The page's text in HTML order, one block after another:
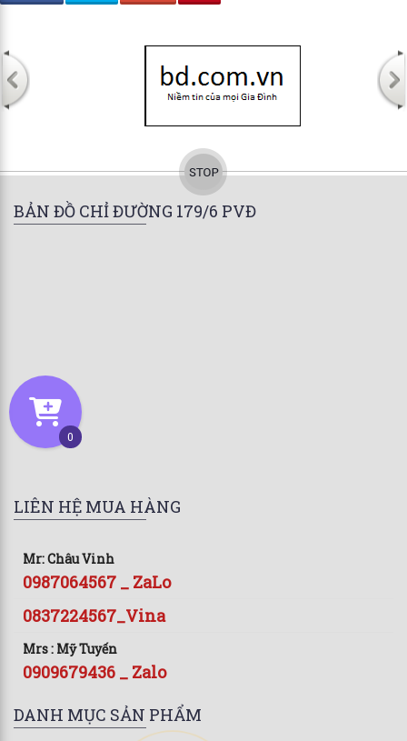
BẢN ĐỒ CHỈ ĐƯỜNG 179/6 PVĐ
LIÊN HỆ MUA HÀNG
Mr: Châu Vinh
0987064567 _ ZaLo
0837224567_Vina
Mrs : Mỹ Tuyến
0909679436 _ Zalo
DANH MỤC SẢN PHẨM
0